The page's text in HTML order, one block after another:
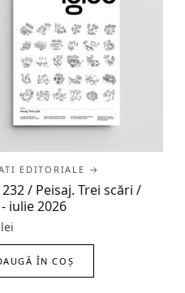
EDITORIALE →
/ Peisaj. Trei scări /
iulie 2026
lei
ÎN COȘ